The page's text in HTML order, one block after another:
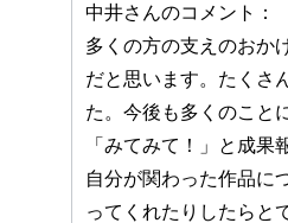
中井さんのコメント：
多くの方の支えのおか
だと思います。たくさ
た。今後も多くのこと
「みてみて！」と成果
自分が関わった作品に
ってくれたりしたらと